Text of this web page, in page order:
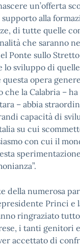
un’offerta
alla
di tutte quelle
che saranno
Ponte sullo
lo sviluppo di
opera
la Calabria –
– abbia
capacità di
su cui
con cui il
della numerosa
Princi
ringraziato
i tanti genitori
accettato di